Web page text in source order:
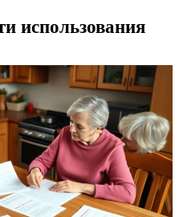
использования